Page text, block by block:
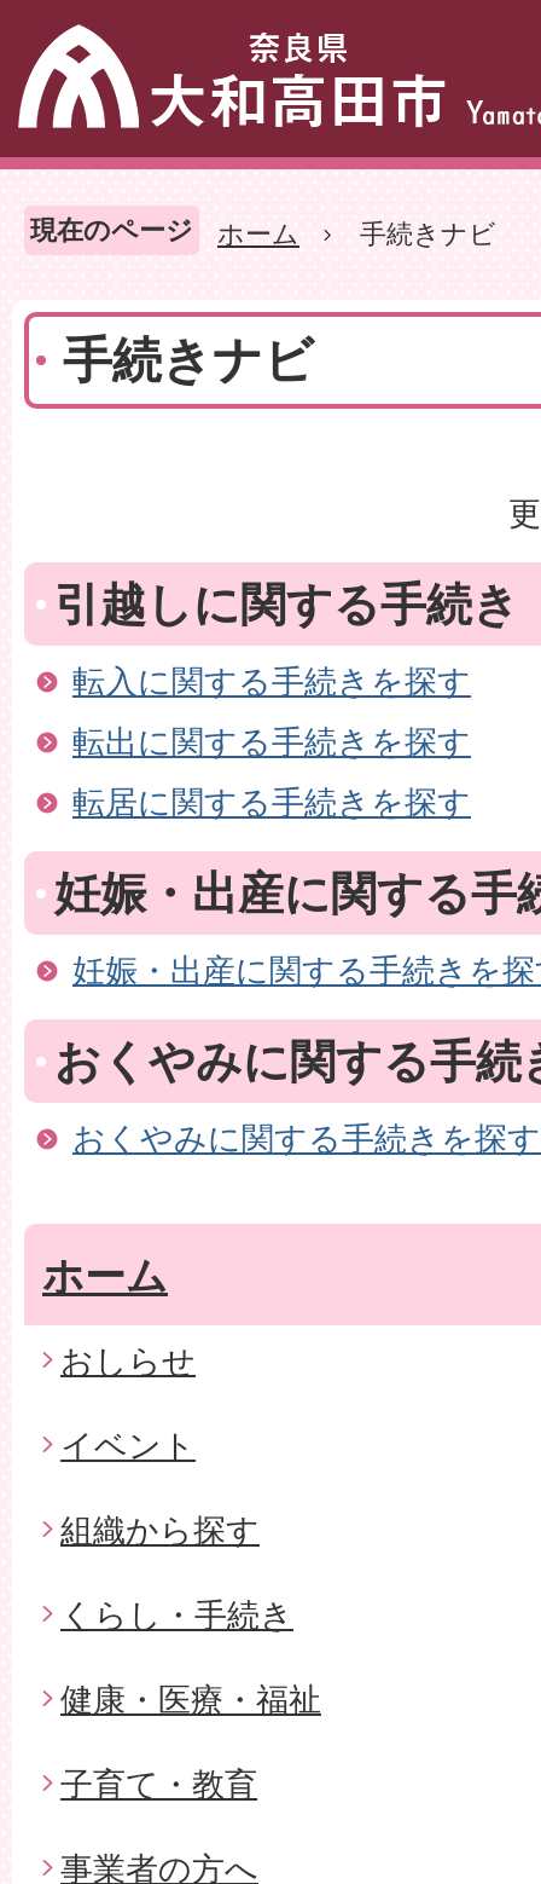
現在のページ ホーム 手続きナビ
手続きナビ
引越しに関する手続き
転入に関する手続きを探す
転出に関する手続きを探す
転居に関する手続きを探す
妊娠・出産に関する手
妊娠・出産に関する手続きを
おくやみに関する手続
おくやみに関する手続きを探す
ホーム
おしらせ
イベント
組織から探す
くらし・手続き
健康・医療・福祉
子育て・教育
事業者の方へ